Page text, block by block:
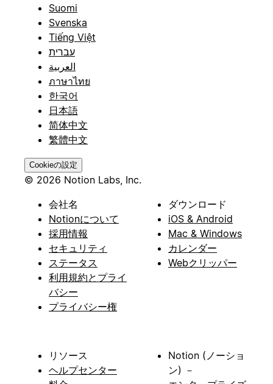
Suomi
Svenska
Tiếng Việt
עברית
العربية
ภาษาไทย
한국어
日本語
简体中文
繁體中文
Cookieの設定
© 2026 Notion Labs, Inc.
会社名
Notionについて
採用情報
セキュリティ
ステータス
利用規約とプライ
バシー
プライバシー権
ダウンロード
iOS & Android
Mac & Windows
カレンダー
Webクリッパー
リソース
ヘルプセンター
Notion (ノーショ
ン) －